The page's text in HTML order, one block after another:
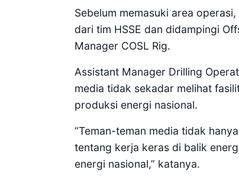
Sebelum memasuki area
dari tim HSSE dan didampingi
Manager COSL Rig.
Assistant Manager Drilling
media tidak sekadar melihat
produksi energi nasional.
“Teman-teman media tidak
tentang kerja keras di balik
energi nasional,” katanya.